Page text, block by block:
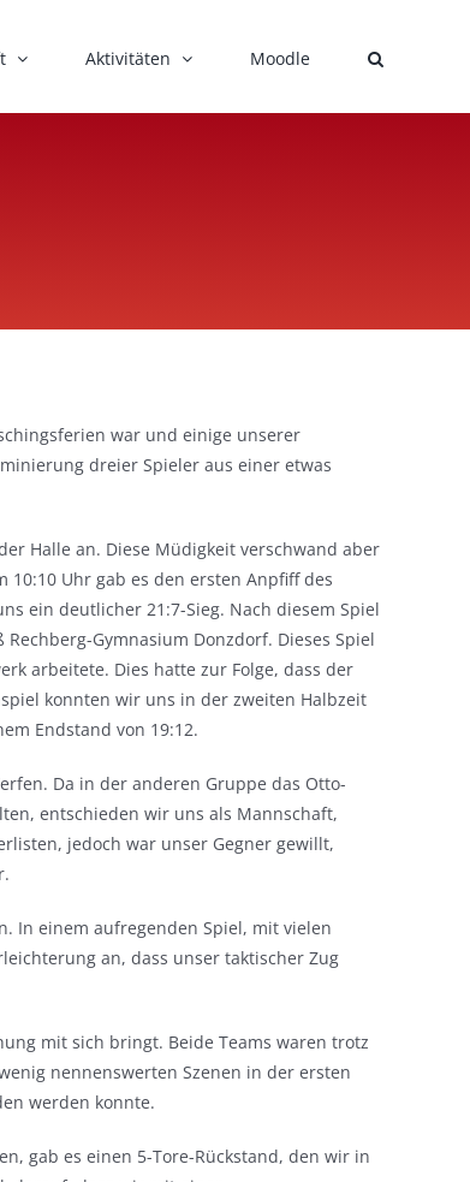
Aktivitäten Moodle
war und einige unserer
dreier Spieler aus einer etwas
Halle an. Diese Müdigkeit verschwand aber
Uhr gab es den ersten Anpfiff des
ein deutlicher 21:7-Sieg. Nach diesem Spiel
Gymnasium Donzdorf. Dieses Spiel
arbeitete. Dies hatte zur Folge, dass der
konnten wir uns in der zweiten Halbzeit
Endstand von 19:12.
Da in der anderen Gruppe das Otto-
entschieden wir uns als Mannschaft,
jedoch war unser Gegner gewillt,
In einem aufregenden Spiel, mit vielen
an, dass unser taktischer Zug
mit sich bringt. Beide Teams waren trotz
nennenswerten Szenen in der ersten
werden konnte.
gab es einen 5-Tore-Rückstand, den wir in